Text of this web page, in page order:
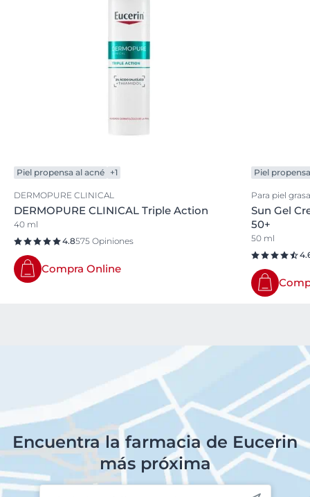
Piel propensa al acné +1
DERMOPURE CLINICAL
DERMOPURE CLINICAL Triple Action
40 ml
4.8575 Opiniones
Compra Online
Piel
Para piel
Sun Gel
50+
50 ml
Encuentra la farmacia de Eucerin
más próxima